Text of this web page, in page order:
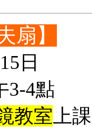
扇】
日
3-4點
教室 上課